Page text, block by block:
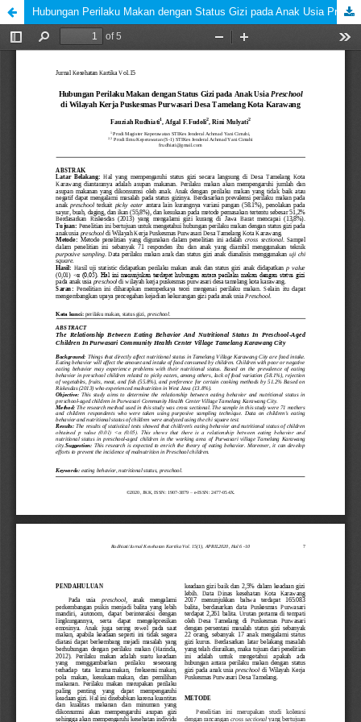
Hubungan Perilaku Makan dengan Status Gizi pada Anak Usia Preschool di Wilayah Kerja Puskesmas Purwasari Desa Tamelang Kota Karawang